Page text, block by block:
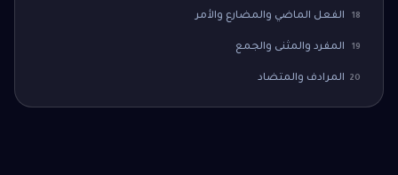
18 الفعل الماضي والمضارع والأمر
19 المفرد والمثنى والجمع
20 المرادف والمتضاد